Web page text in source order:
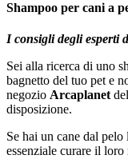
Shampoo per cani a
I consigli degli esperti
Sei alla ricerca di uno
bagnetto del tuo pet e
negozio Arcaplanetdel
disposizione.
Se hai un cane dal
essenziale curare il